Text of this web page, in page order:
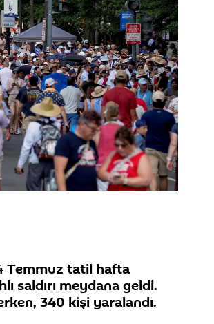
Temmuz tatil hafta
saldırı meydana geldi.
340 kişi yaralandı.